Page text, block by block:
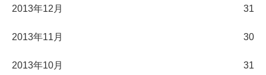
2013年12月 31
2013年11月 30
2013年10月 31